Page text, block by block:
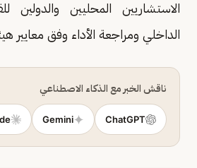
الاستشاريين المحليين والدولين
الداخلي ومراجعة الأداء وفق معايير
ناقش الخبر مع الذكاء الاصطناعي
ChatGPT
Gemini